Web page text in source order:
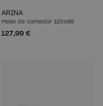
ARINA
Mesa de comedor 120x88
127,99 €